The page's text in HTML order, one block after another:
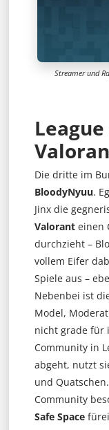
Streamer und
Die dritte im
BloodyNyuu.
Jinx die
Valoranteinen
durchzieht –
vollem Eifer
Spiele aus –
Nebenbei ist
Model,
nicht grade für
Community in
abgeht, nutzt
und
Community
Safe Space